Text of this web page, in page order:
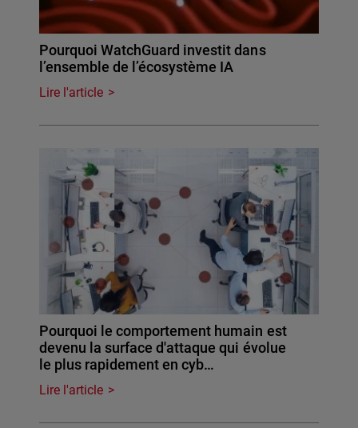
Pourquoi WatchGuard investit dans
l’ensemble de l’écosystème IA
Lire l'article
Pourquoi le comportement humain est
devenu la surface d'attaque qui évolue
le plus rapidement en cyb…
Lire l'article